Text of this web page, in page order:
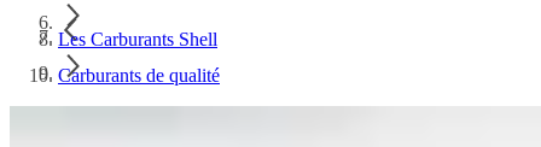
Les Carburants Shell
Carburants de qualité